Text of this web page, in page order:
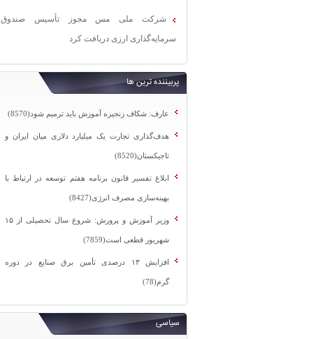
شرکت ملی مس مجوز تأسیس صندوق
سرمایه‌گذاری ارزی دریافت کرد
پربیننده ترین ها
عارف: شکاف زنجیره آموزش باید ترمیم شود(8570)
هدف‌گذاری تجارت یک میلیارد دلاری میان ایران و
تاجیکستان(8520)
ابلاغ تفسیر قانون برنامه هفتم توسعه در ارتباط با
بهینه‌سازی مصرف انرژی(8427)
وزیر آموزش و پرورش: شروع سال تحصیلی از ۱۵
شهریور قطعی است(7859)
افزایش ۱۳ درصدی تأمین برق صنایع در دوره
گرم(78)
سیاسی